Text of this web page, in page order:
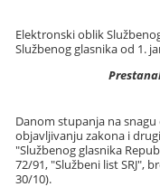
Elektronski oblik
Službenog glasnika od 1.
Danom stupanja na
objavljivanju zakona i
"Službenog glasnika
72/91, "Službeni list SRJ",
30/10).